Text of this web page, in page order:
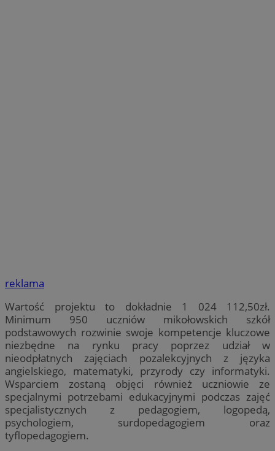
reklama
Wartość projektu to dokładnie 1 024 112,50zł.
Minimum 950 uczniów mikołowskich szkół
podstawowych rozwinie swoje kompetencje kluczowe
niezbędne na rynku pracy poprzez udział w
nieodpłatnych zajęciach pozalekcyjnych z języka
angielskiego, matematyki, przyrody czy informatyki.
Wsparciem zostaną objęci również uczniowie ze
specjalnymi potrzebami edukacyjnymi podczas zajęć
specjalistycznych z pedagogiem, logopedą,
psychologiem, surdopedagogiem oraz
tyflopedagogiem.